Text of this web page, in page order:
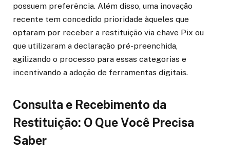
possuem preferência. Além disso, uma inovação
recente tem concedido prioridade àqueles que
optaram por receber a restituição via chave Pix ou
que utilizaram a declaração pré-preenchida,
agilizando o processo para essas categorias e
incentivando a adoção de ferramentas digitais.
Consulta e Recebimento da
Restituição: O Que Você Precisa
Saber